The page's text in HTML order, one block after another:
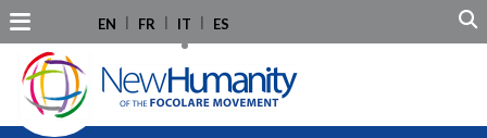
EN FR IT ES